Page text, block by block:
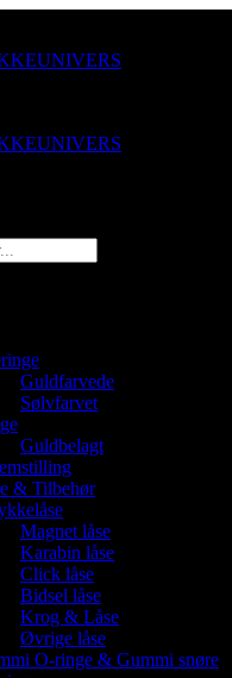
Guldfarvede
Sølvfarvet
Guldbelagt
& Tilbehør
Magnet låse
Karabin låse
Click låse
Bidsel låse
Krog & Låse
Øvrige låse
O-ringe & Gummi snøre